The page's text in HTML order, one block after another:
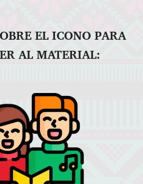
EL ICONO PARA
AL MATERIAL: